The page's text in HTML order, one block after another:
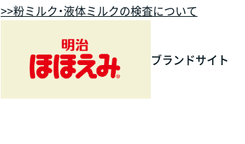
>>粉ミルク・液体ミルクの検査について
ブランドサイト